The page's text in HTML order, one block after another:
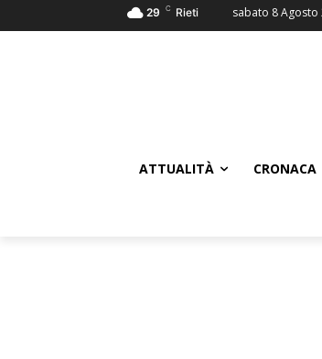
29 C Rieti sabato 8 Agosto
ATTUALITÀ CRONACA